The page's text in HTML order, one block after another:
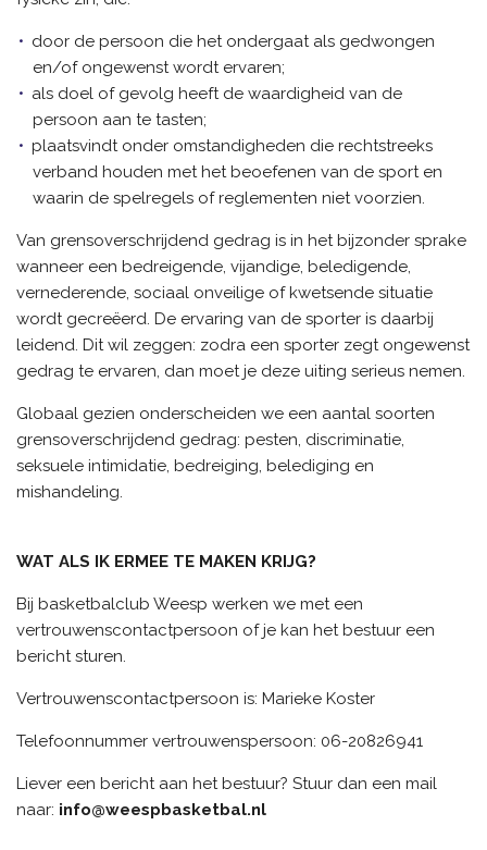
door de persoon die het ondergaat als gedwongen
en/of ongewenst wordt ervaren;
als doel of gevolg heeft de waardigheid van de
persoon aan te tasten;
plaatsvindt onder omstandigheden die rechtstreeks
verband houden met het beoefenen van de sport en
waarin de spelregels of reglementen niet voorzien.
Van grensoverschrijdend gedrag is in het bijzonder sprake
wanneer een bedreigende, vijandige, beledigende,
vernederende, sociaal onveilige of kwetsende situatie
wordt gecreëerd. De ervaring van de sporter is daarbij
leidend. Dit wil zeggen: zodra een sporter zegt ongewenst
gedrag te ervaren, dan moet je deze uiting serieus nemen.
Globaal gezien onderscheiden we een aantal soorten
grensoverschrijdend gedrag: pesten, discriminatie,
seksuele intimidatie, bedreiging, belediging en
mishandeling.
WAT ALS IK ERMEE TE MAKEN KRIJG?
Bij basketbalclub Weesp werken we met een
vertrouwenscontactpersoon of je kan het bestuur een
bericht sturen.
Vertrouwenscontactpersoon is: Marieke Koster
Telefoonnummer vertrouwenspersoon: 06-20826941
Liever een bericht aan het bestuur? Stuur dan een mail
naar: info@weespbasketbal.nl